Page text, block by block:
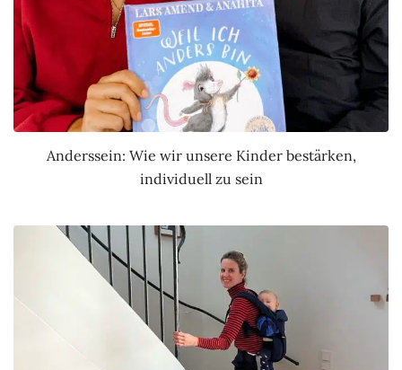
Anderssein: Wie wir unsere Kinder bestärken,
individuell zu sein